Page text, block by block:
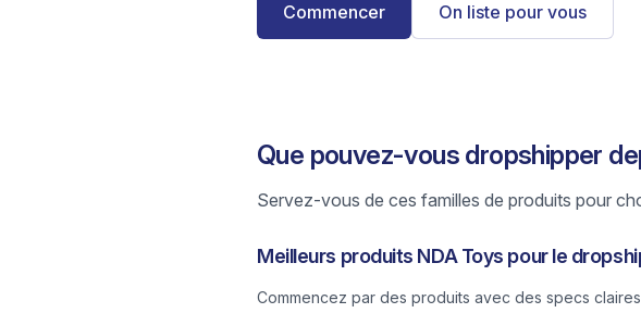
Commencer On liste pour vous
Que pouvez-vous dropshipper
Servez-vous de ces familles de produits pour
Meilleurs produits NDA Toys pour le
Commencez par des produits avec des specs